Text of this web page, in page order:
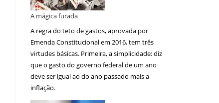
A mágica furada
A regra do teto de gastos, aprovada por
Emenda Constitucional em 2016, tem três
virtudes básicas. Primeira, a simplicidade: diz
que o gasto do governo federal de um ano
deve ser igual ao do ano passado mais a
inflação.